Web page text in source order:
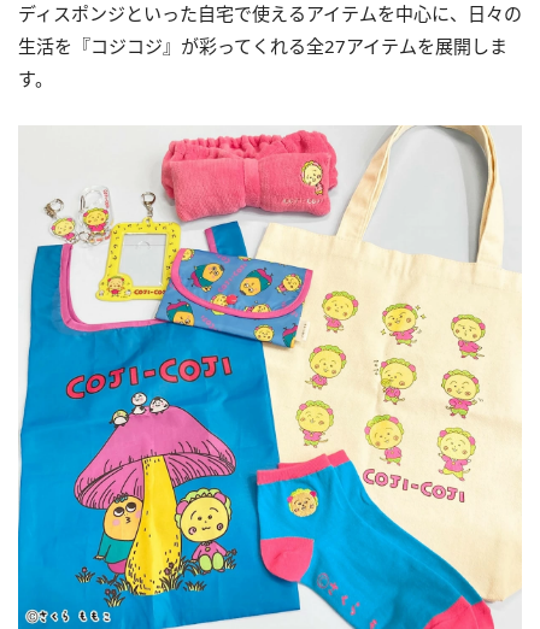
ディスポンジといった自宅で使えるアイテムを中心に、日々の
生活を『コジコジ』が彩ってくれる全27アイテムを展開しま
す。